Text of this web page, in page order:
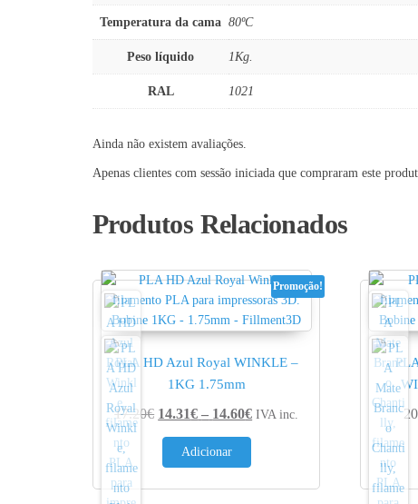
Temperatura da cama 80ºC
Peso líquido 1Kg.
RAL 1021
Ainda não existem avaliações.
Apenas clientes com sessão iniciada que compraram este
Produtos Relacionados
Promoção!
PLA HD Azul Royal WINKLE –
1KG 1.75mm
17.20€ 14.31€ – 14.60€Price range: 14.31€
IVA inc.
Adicionar